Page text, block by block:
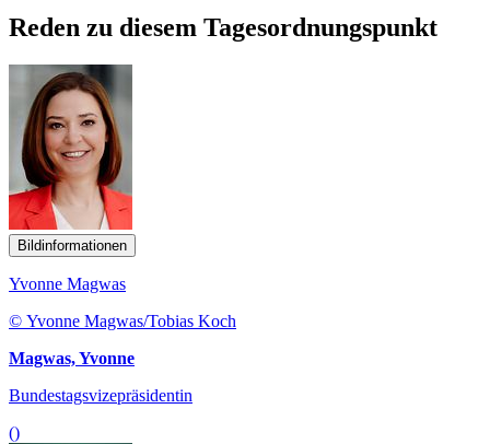
Reden zu diesem Tagesordnungspunkt
Bildinformationen
Yvonne Magwas
© Yvonne Magwas/Tobias Koch
Magwas, Yvonne
Bundestagsvizepräsidentin
()